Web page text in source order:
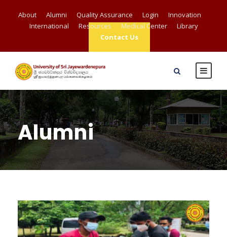
About Alumni Quality Assurance Login
Innovation
International
Resources Medical Center
Library
Contact Us
Alumni